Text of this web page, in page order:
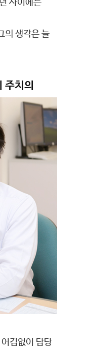
사이에는
의 생각은 늘
주치의
김없이 담당